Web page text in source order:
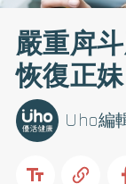
嚴重戽
恢復正妹
Uho編